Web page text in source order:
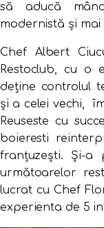
să aducă
modernistă și mai
Chef Albert
Restoclub, cu o
deține controlul
și a celei vechi,
Reuseste cu
boieresti
franțuzești. Și-a
următoarelor
lucrat cu Chef
experienta de 5